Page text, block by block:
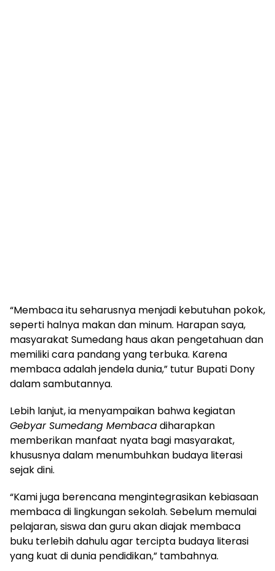
“Membaca itu seharusnya menjadi kebutuhan pokok,
seperti halnya makan dan minum. Harapan saya,
masyarakat Sumedang haus akan pengetahuan dan
memiliki cara pandang yang terbuka. Karena
membaca adalah jendela dunia,” tutur Bupati Dony
dalam sambutannya.
Lebih lanjut, ia menyampaikan bahwa kegiatan
Gebyar Sumedang Membacadiharapkan
memberikan manfaat nyata bagi masyarakat,
khususnya dalam menumbuhkan budaya literasi
sejak dini.
“Kami juga berencana mengintegrasikan kebiasaan
membaca di lingkungan sekolah. Sebelum memulai
pelajaran, siswa dan guru akan diajak membaca
buku terlebih dahulu agar tercipta budaya literasi
yang kuat di dunia pendidikan,” tambahnya.